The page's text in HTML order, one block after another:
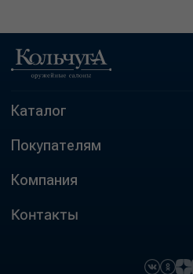
Каталог
Покупателям
Компания
Контакты